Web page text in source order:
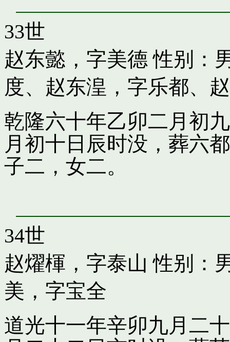
33世
赵东懿，字美德 性别：
度、 赵东湟，字乐都、
乾隆六十年乙卯二月初
月初十日辰时没，葬六
子二，女二。
34世
赵燿楎，字泰山 性别：
美，字宝全
道光十一年辛卯九月二